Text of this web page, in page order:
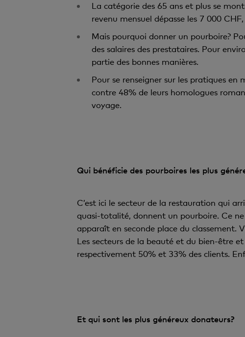
La catégorie des 65 ans et plus se
revenu mensuel dépasse les 7 000
Mais pourquoi donner un pourboire?
des salaires des prestataires. Pour
partie des bonnes manières.
Pour se renseigner sur les pratiques en
contre 48% de leurs homologues
voyage.
Qui bénéficie des pourboires les plus
C’est ici le secteur de la restauration qui
quasi-totalité, donnent un pourboire. Ce
apparaît en seconde place du classement.
Les secteurs de la beauté et du bien-être
respectivement 50% et 33% des clients.
Et qui sont les plus généreux donateurs?